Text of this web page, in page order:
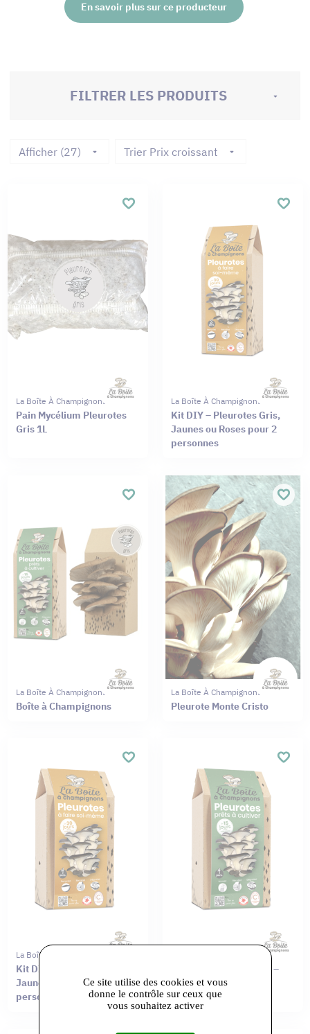
En savoir plus sur ce producteur
FILTRER LES PRODUITS
Afficher (27) Trier Prix croissant
La Boîte À Champignons
Pain Mycélium Pleurotes
Gris 1L
La Boîte À Champignons
Kit DIY – Pleurotes Gris,
Jaunes ou Roses pour 2
personnes
La Boîte À Champignons
Boîte à Champignons
La Boîte À Champignons
Pleurote Monte Cristo
La Boîte À Champignons
Kit DIY – Pleurotes Gris,
Jaunes ou Roses pour 4
personnes
Boîtes à Champignons –
Prêt à Cultiver pour 4
personnes
Ce site utilise des cookies et vous
donne le contrôle sur ceux que
vous souhaitez activer